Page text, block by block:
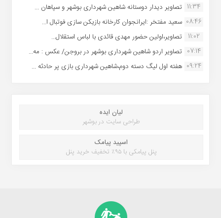
11:34 تصاویر دیدار دوستانه شاهین شهردارى بوشهر و سپاهان ...
08:46 سعید مفتخر :ایرانجوان کارخانه بازیکن سازی فوتبال ا...
11:02
تصاویر،اولین حضور مهدی قائدی با لباس استقلال...
07:14 تصاویر اردو شاهین شهرداری بوشهر در بروجن/ عکس : مه...
09:24 هفته اول لیگ دسته دوم،شاهین شهرداری بازی پر حادثه ...
لیان ایده
طراحی سایت در بوشهر
اسپید پیامک
پنل پیامکی با ۹۵٪ تخفیف خرید پنل